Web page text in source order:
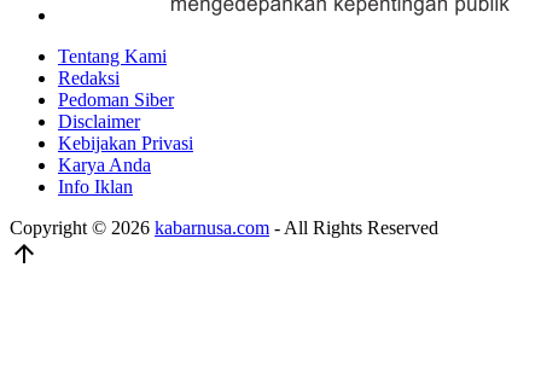
Tentang Kami
Redaksi
Pedoman Siber
Disclaimer
Kebijakan Privasi
Karya Anda
Info Iklan
Copyright © 2026 kabarnusa.com - All Rights Reserved
arrow_upward